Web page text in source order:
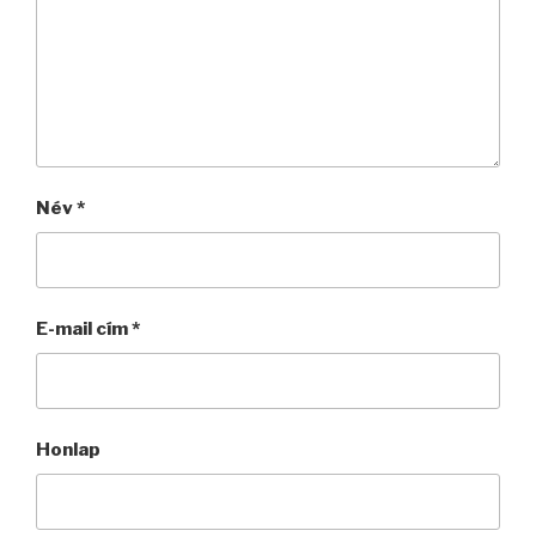
Név*
E-mail cím*
Honlap